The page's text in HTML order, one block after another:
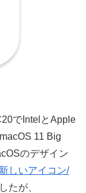
でIntelとApple
11 Big
のデザイン
しいアイコン/
たが、